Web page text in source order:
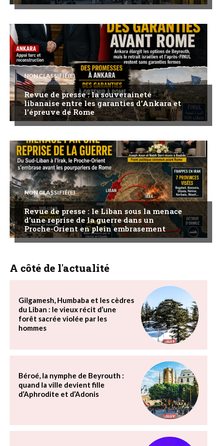
NON CLASSIFIÉ(E)
Revue de presse : la souveraineté
libanaise entre les garanties d’Ankara et
l’épreuve de Rome
NON CLASSIFIÉ(E)
Revue de presse : le Liban sous la menace
d’une reprise de la guerre dans un
Proche-Orient en plein embrasement
A côté de l'actualité
Gilgamesh, Humbaba et les cèdres
du Liban : le vieux récit d’une
forêt sacrée violée par les
hommes
Béroé, la nymphe de Beyrouth :
quand la ville devient fille
d’Aphrodite et d’Adonis